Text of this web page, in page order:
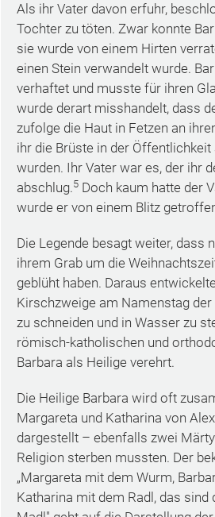
Als ihr Vater davon erfuhr,
Tochter zu töten. Zwar konnte
sie wurde von einem Hirten
einen Stein verwandelt wurde.
verhaftet und musste für ihren
wurde derart misshandelt, dass
zufolge die Haut in Fetzen an
ihr die Brüste in der
wurden. Ihr Vater war es, der ihr
abschlug.5Doch kaum hatte der
wurde er von einem Blitz
Die Legende besagt weiter, dass
ihrem Grab um die
geblüht haben. Daraus
Kirschzweige am Namenstag der
zu schneiden und in Wasser zu
römisch-katholischen und
Barbara als Heilige verehrt.
Die Heilige Barbara wird oft
Margareta und Katharina von
dargestellt – ebenfalls zwei
Religion sterben mussten. Der
„Margareta mit dem Wurm,
Katharina mit dem Radl, das sind